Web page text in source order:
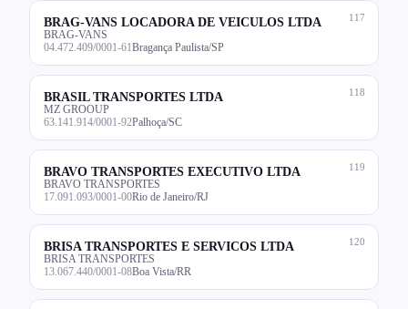
117
BRAG-VANS LOCADORA DE VEICULOS LTDA
BRAG-VANS
04.472.409/0001-61 Bragança Paulista/SP
118
BRASIL TRANSPORTES LTDA
MZ GROOUP
63.141.914/0001-92Palhoça/SC
119
BRAVO TRANSPORTES EXECUTIVO LTDA
BRAVO TRANSPORTES
17.091.093/0001-00Rio de Janeiro/RJ
120
BRISA TRANSPORTES E SERVICOS LTDA
BRISA TRANSPORTES
13.067.440/0001-08Boa Vista/RR